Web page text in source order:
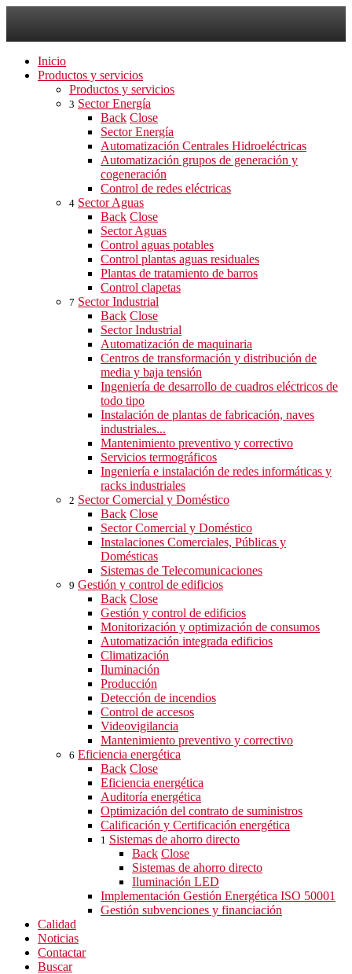
Inicio
Productos y servicios
Productos y servicios
3 Sector Energía
Back Close
Sector Energía
Automatización Centrales Hidroeléctricas
Automatización grupos de generación y
cogeneración
Control de redes eléctricas
4 Sector Aguas
Back Close
Sector Aguas
Control aguas potables
Control plantas aguas residuales
Plantas de tratamiento de barros
Control clapetas
7 Sector Industrial
Back Close
Sector Industrial
Automatización de maquinaria
Centros de transformación y distribución de
media y baja tensión
Ingeniería de desarrollo de cuadros eléctricos de
todo tipo
Instalación de plantas de fabricación, naves
industriales...
Mantenimiento preventivo y correctivo
Servicios termográficos
Ingeniería e instalación de redes informáticas y
racks industriales
2 Sector Comercial y Doméstico
Back Close
Sector Comercial y Doméstico
Instalaciones Comerciales, Públicas y
Domésticas
Sistemas de Telecomunicaciones
9 Gestión y control de edificios
Back Close
Gestión y control de edificios
Monitorización y optimización de consumos
Automatización integrada edificios
Climatización
Iluminación
Producción
Detección de incendios
Control de accesos
Videovigilancia
Mantenimiento preventivo y correctivo
6 Eficiencia energética
Back Close
Eficiencia energética
Auditoría energética
Optimización del contrato de suministros
Calificación y Certificación energética
1 Sistemas de ahorro directo
Back Close
Sistemas de ahorro directo
Iluminación LED
Implementación Gestión Energética ISO 50001
Gestión subvenciones y financiación
Calidad
Noticias
Contactar
Buscar